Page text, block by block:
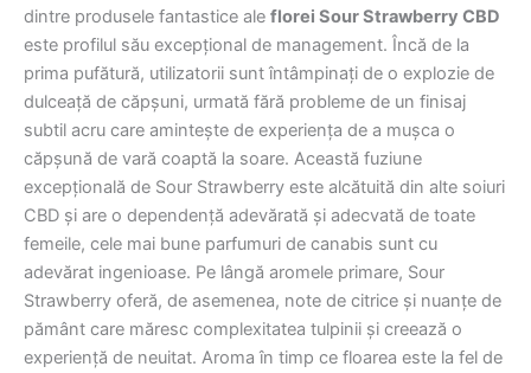
dintre produsele fantastice ale florei Sour Strawberry CBD
este profilul său excepțional de management. Încă de la
prima pufătură, utilizatorii sunt întâmpinați de o explozie de
dulceață de căpșuni, urmată fără probleme de un finisaj
subtil acru care amintește de experiența de a mușca o
căpșună de vară coaptă la soare. Această fuziune
excepțională de Sour Strawberry este alcătuită din alte soiuri
CBD și are o dependență adevărată și adecvată de toate
femeile, cele mai bune parfumuri de canabis sunt cu
adevărat ingenioase. Pe lângă aromele primare, Sour
Strawberry oferă, de asemenea, note de citrice și nuanțe de
pământ care măresc complexitatea tulpinii și creează o
experiență de neuitat. Aroma în timp ce floarea este la fel de